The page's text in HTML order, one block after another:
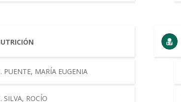
PUENTE, MARÍA EUGENIA
SILVA, ROCÍO